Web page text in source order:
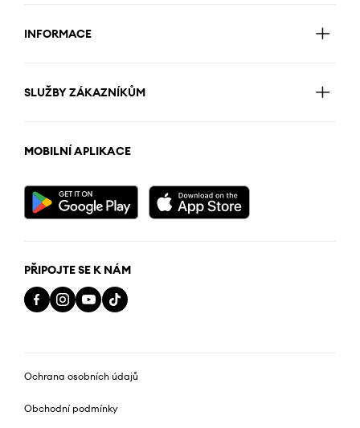
INFORMACE
SLUŽBY ZÁKAZNÍKŮM
MOBILNÍ APLIKACE
PŘIPOJTE SE K NÁM
Ochrana osobních údajů
Obchodní podmínky